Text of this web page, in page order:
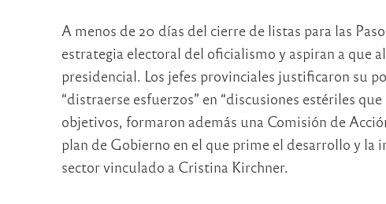
A menos de 20 días del cierre de listas para las
estrategia electoral del oficialismo y aspiran a que
presidencial. Los jefes provinciales justificaron su
“distraerse esfuerzos” en “discusiones estériles
objetivos, formaron además una Comisión de
plan de Gobierno en el que prime el desarrollo y la
sector vinculado a Cristina Kirchner.